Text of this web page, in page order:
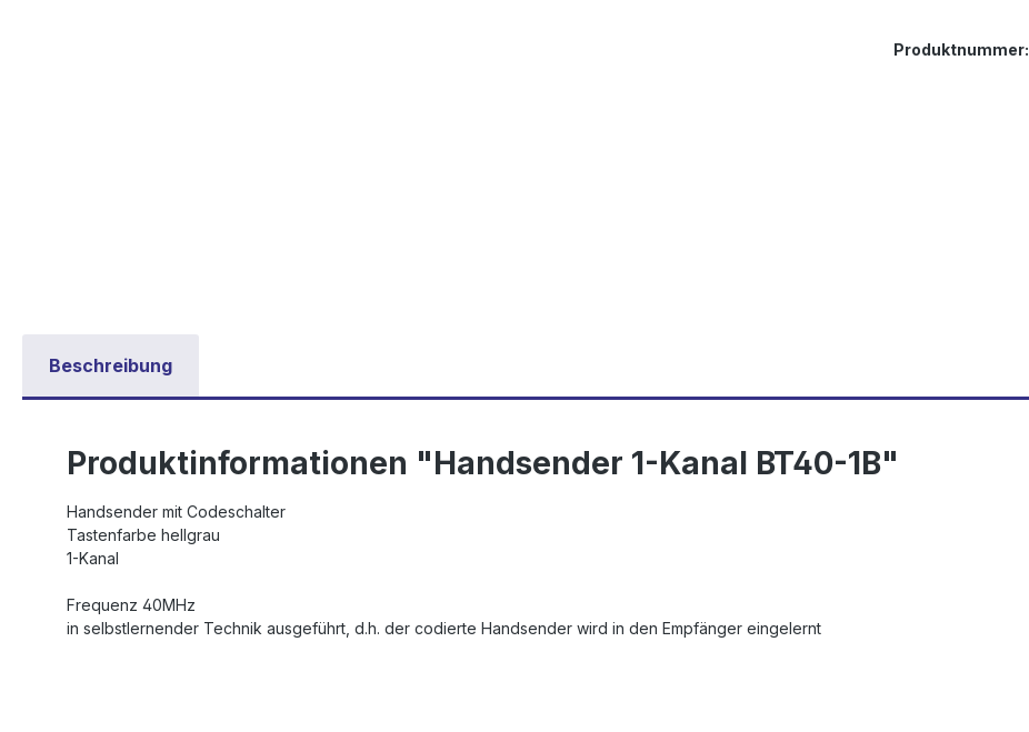
Produktnummer:
Beschreibung
Produktinformationen "Handsender 1-Kanal BT40-1B"
Handsender mit Codeschalter
Tastenfarbe hellgrau
1-Kanal
Frequenz 40MHz
in selbstlernender Technik ausgeführt, d.h. der codierte Handsender wird in den Empfänger eingelernt